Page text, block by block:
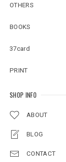
OTHERS
BOOKS
37card
PRINT
SHOP INFO
ABOUT
BLOG
CONTACT